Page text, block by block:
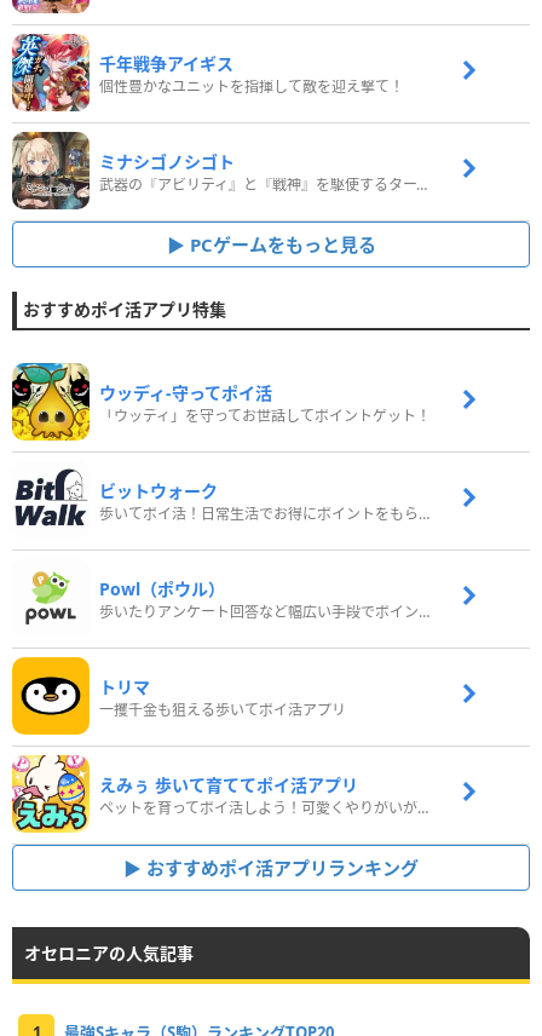
千年戦争アイギス
個性豊かなユニットを指揮して敵を迎え撃て！
ミナシゴノシゴト
武器の『アビリティ』と『戦神』を駆使するターン制コマンドバトルRPG！
PCゲームをもっと見る
おすすめポイ活アプリ特集
ウッディ‐守ってポイ活
「ウッディ」を守ってお世話してポイントゲット！
ビットウォーク
歩いてポイ活！日常生活でお得にポイントをもらおう
Powl（ポウル）
歩いたりアンケート回答など幅広い手段でポイントをゲット
トリマ
一攫千金も狙える歩いてポイ活アプリ
えみぅ 歩いて育ててポイ活アプリ
ペットを育ってポイ活しよう！可愛くやりがいがある新感覚アプリ
おすすめポイ活アプリランキング
オセロニアの人気記事